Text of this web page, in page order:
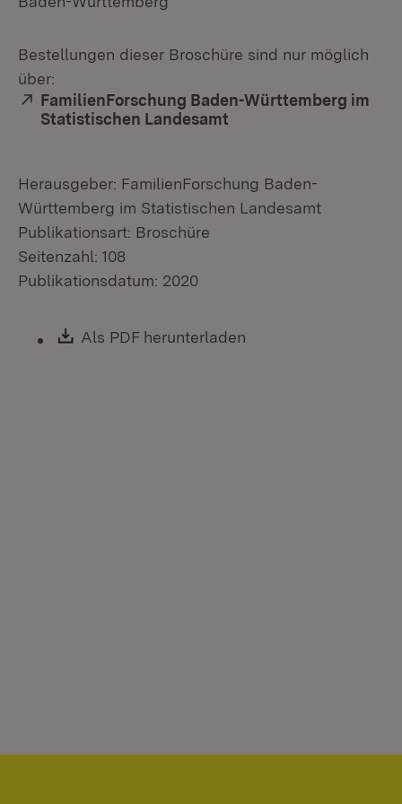
Bestellungen dieser Broschüre sind nur möglich
über:
Extern:
FamilienForschung Baden-Württemberg im
Statistischen Landesamt
Herausgeber: FamilienForschung Baden-
Württemberg im Statistischen Landesamt
Publikationsart: Broschüre
Seitenzahl: 108
Publikationsdatum: 2020
Download:
Als PDF herunterladen